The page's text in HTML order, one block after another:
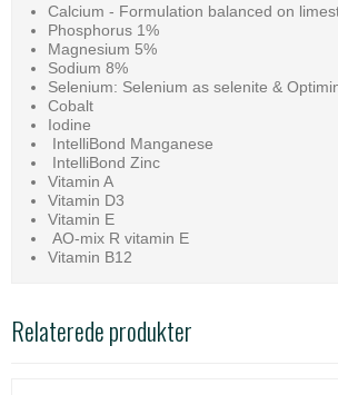
Calcium - Formulation balanced on
Phosphorus 1%
Magnesium 5%
Sodium 8%
Selenium: Selenium as selenite &
Cobalt
Iodine
IntelliBond Manganese
IntelliBond Zinc
Vitamin A
Vitamin D3
Vitamin E
AO-mix R vitamin E
Vitamin B12
Relaterede produkter